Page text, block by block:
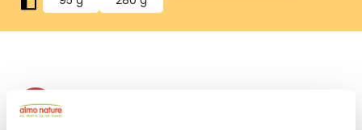
Carne o pesce in origine idonei al consumo umano